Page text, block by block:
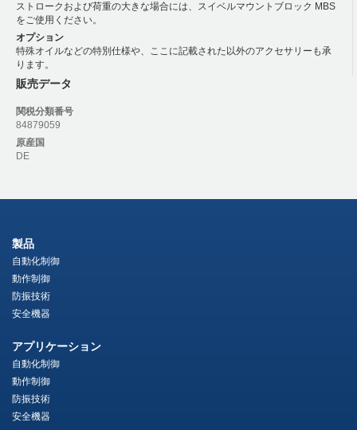
ストロークおよび荷重の大きな場合には、スイベルマウントブロック MBS
をご使用ください。
オプション
特殊オイルなどの特別仕様や、ここに記載された以外のアクセサリーも承
ります。
販売データ
関税分類番号
84879059
原産国
DE
製品
自動化制御
動作制御
防振技術
安全機器
アプリケーション
自動化制御
動作制御
防振技術
安全機器